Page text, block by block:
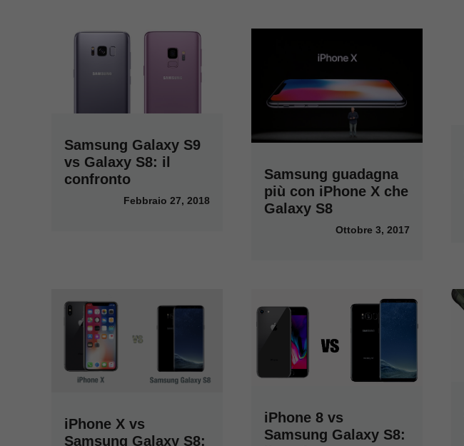
Samsung Galaxy S9
vs Galaxy S8: il
confronto
Febbraio 27, 2018
Samsung guadagna
più con iPhone X che
Galaxy S8
Ottobre 3, 2017
iPhone X vs
Samsung Galaxy S8:
iPhone 8 vs
Samsung Galaxy S8: